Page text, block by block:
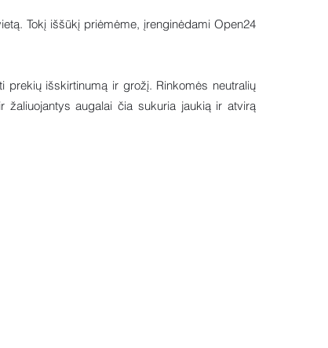
Tokį iššūkį priėmėme, įrenginėdami Open24
išskirtinumą ir grožį. Rinkomės neutralių
augalai čia sukuria jaukią ir atvirą